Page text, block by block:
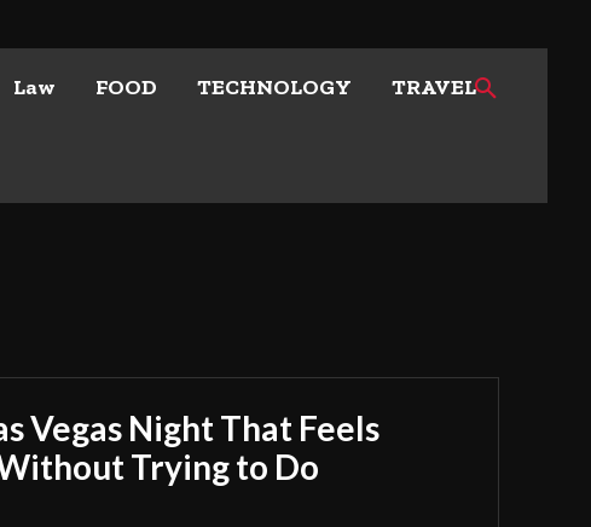
Law FOOD TECHNOLOGY TRAVEL
Vegas Night That Feels
Trying to Do